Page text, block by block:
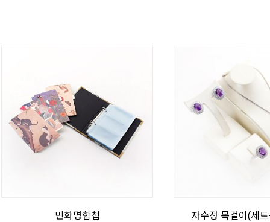
민화명함첩 자수정 목걸이(세